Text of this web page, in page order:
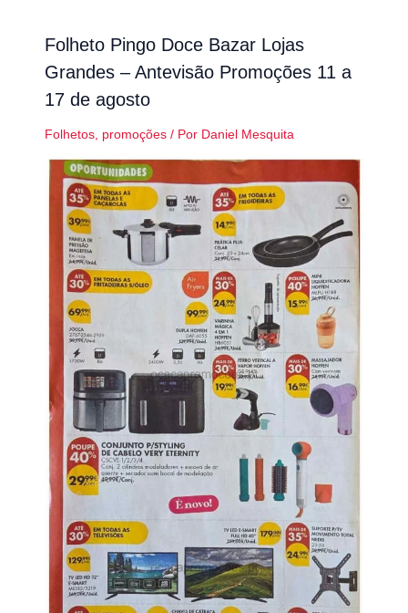
Folheto Pingo Doce Bazar Lojas
Grandes – Antevisão Promoções 11 a
17 de agosto
Folhetos, promoções/ Por Daniel Mesquita